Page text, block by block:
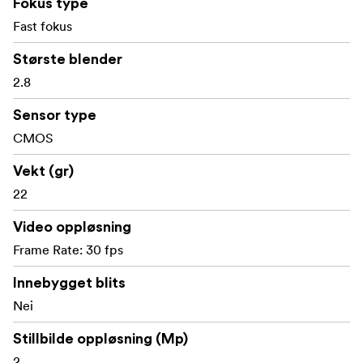
Hovedfunksjoner
Design i skala 1:1 med nostalgisk utseende i analog
stil
Kompakt nøkkelringformat som veier bare 22 g
2 MP CMOS-bildesensor
Tar opp 720 × 720 AVI-video med 30 bilder per
sekund
1,3-tommers skjerm med filminspirert
visningsopplevelse
Fokus type
Fast fokus
Største blender
2.8
Sensor type
CMOS
Vekt (gr)
22
Video oppløsning
Frame Rate: 30 fps
Innebygget blits
Nei
Stillbilde oppløsning (Mp)